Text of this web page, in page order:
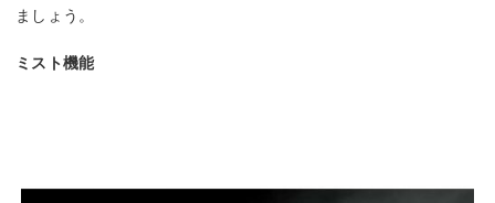
ましょう。
ミスト機能